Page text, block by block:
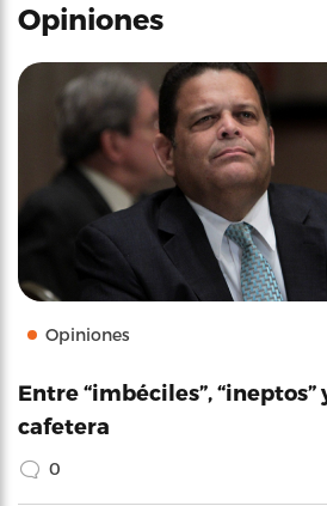
Opiniones
Opiniones
Entre “imbéciles”,
cafetera
0